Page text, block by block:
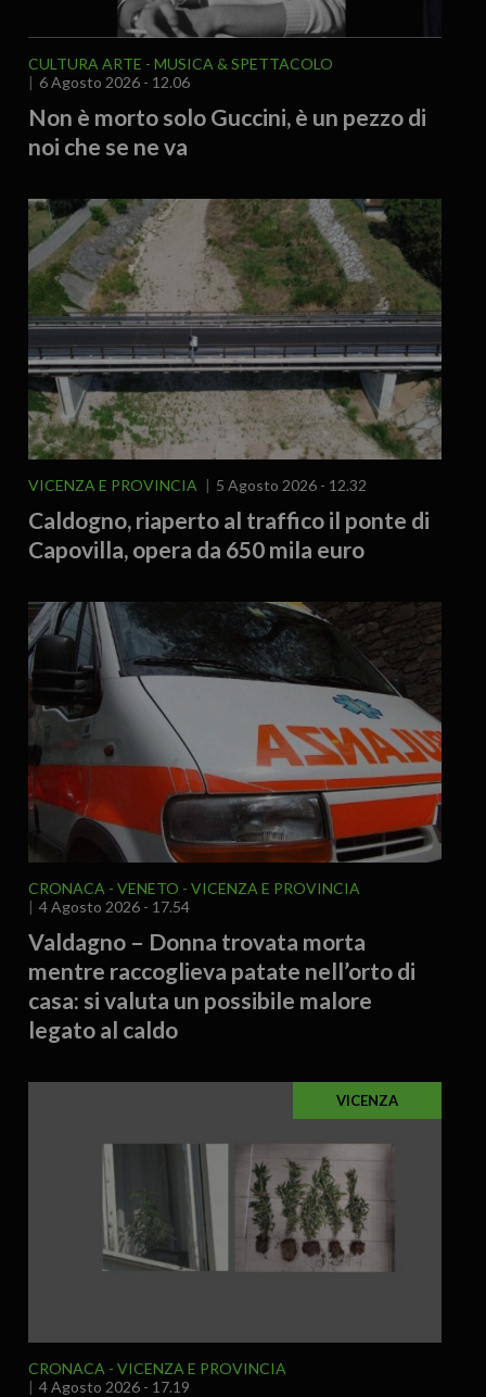
CULTURA ARTE
MUSICA & SPETTACOLO
6 Agosto 2026 - 12.06
Non è morto solo Guccini, è un pezzo di
noi che se ne va
VICENZA E PROVINCIA 5 Agosto 2026 - 12.32
Caldogno, riaperto al traffico il ponte di
Capovilla, opera da 650 mila euro
CRONACA VENETO
VICENZA E PROVINCIA
4 Agosto 2026 - 17.54
Valdagno – Donna trovata morta
mentre raccoglieva patate nell’orto di
casa: si valuta un possibile malore
legato al caldo
VICENZA
CRONACA
VICENZA E PROVINCIA
4 Agosto 2026 - 17.19